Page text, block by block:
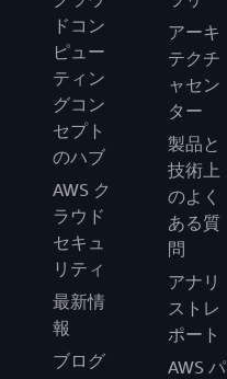
ドコン
ピュー
ティン
グコン
セプト
のハブ
AWS ク
ラウド
セキュ
リティ
最新情
報
ブログ
アーキ
テクチ
ャセン
ター
製品と
技術上
のよく
ある質
問
アナリ
ストレ
ポート
AWS パ